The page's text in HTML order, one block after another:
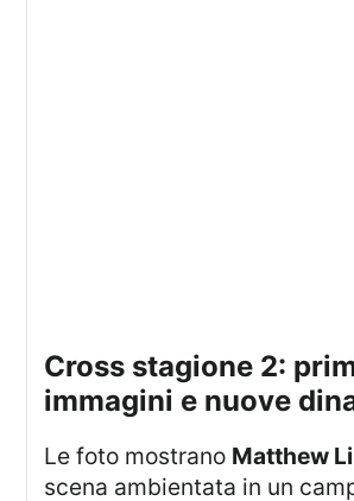
cross stagione 2: prime
immagini e nuove
Le foto mostrano Matthew
scena ambientata in un